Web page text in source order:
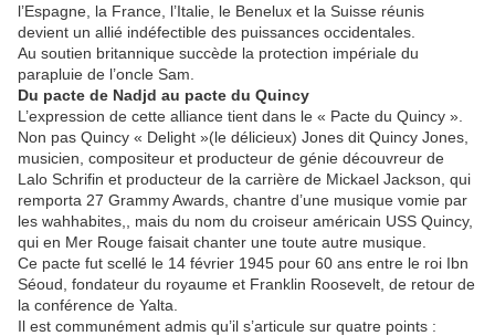
l’Espagne, la France, l’Italie, le Benelux et la Suisse réunis
devient un allié indéfectible des puissances occidentales.
Au soutien britannique succède la protection impériale du
parapluie de l’oncle Sam.
Du pacte de Nadjd au pacte du Quincy
L’expression de cette alliance tient dans le « Pacte du Quincy ».
Non pas Quincy « Delight »(le délicieux) Jones dit Quincy Jones,
musicien, compositeur et producteur de génie découvreur de
Lalo Schrifin et producteur de la carrière de Mickael Jackson, qui
remporta 27 Grammy Awards, chantre d’une musique vomie par
les wahhabites,, mais du nom du croiseur américain USS Quincy,
qui en Mer Rouge faisait chanter une toute autre musique.
Ce pacte fut scellé le 14 février 1945 pour 60 ans entre le roi Ibn
Séoud, fondateur du royaume et Franklin Roosevelt, de retour de
la conférence de Yalta.
Il est communément admis qu’il s’articule sur quatre points :